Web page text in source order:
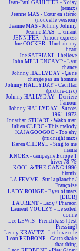
Jean-Paul GAULTIER - Noisy
(remix)
Jeanne MAS - Cœur en stéréo
(nouvelle version)
Jeanne MAS - Johnny Johnny
Jeanne MAS - L'enfant
JENNIFER - Amour express
Joe COCKER - Unchain my
heart
Joe SATRIANI - I believe
John MELLENCAMP - Last
chance
Johnny HALLYDAY - Ça ne
change pas un homme
Johnny HALLYDAY - Cadillac
(picture-disc)
Johnny HALLYDAY - Derrière
l'amour
Johnny HALLYDAY - Succès
1961-1973
Jonathan STUART - Wako man
Julien CLERC - This melody
KAJAGOOGOO - Too shy
(midnight mix)
Karen CHERYL - Sing to me
mama
KNORR - campagne Europe 1
hiver 78-79
KOOL & THE GANG 1990
hitmix
LA FEMME - Sur la planche /
Françoise
LADY ROUGE - Eyes of mars
[DIOR]
LAURENT - Lady / Pharaon
Laurent VOULZY - Le soleil
donne
Lee LEWIS - French kiss [Test
Pressing]
Lenny KRAVITZ - Let love rule
Leon REDBONE - Gotta shake
that thing